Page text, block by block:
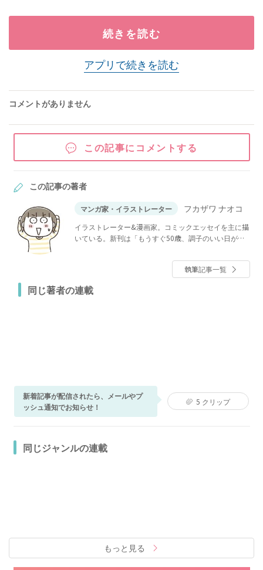
続きを読む
アプリで続きを読む
コメントがありません
この記事にコメントする
この記事の著者
マンガ家・イラストレーター フカザワ ナオコ
イラストレーター&漫画家。コミックエッセイを主に描
いている。新刊は「もうすぐ50歳、調子のいい日がほ
執筆記事一覧
同じ著者の連載
新着記事が配信されたら、メールやプ
ッシュ通知でお知らせ！
5 クリップ
同じジャンルの連載
もっと見る